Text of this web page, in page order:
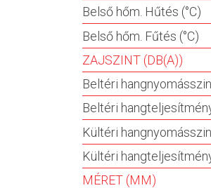
Belső hőm. Hűtés (°C)
Belső hőm. Fűtés (°C)
ZAJSZINT (DB(A))
Beltéri
Beltéri
Kültéri
Kültéri
MÉRET (MM)